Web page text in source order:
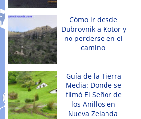
Cómo ir desde
Dubrovnik a Kotor y
no perderse en el
camino
Guía de la Tierra
Media: Donde se
filmó El Señor de
los Anillos en
Nueva Zelanda